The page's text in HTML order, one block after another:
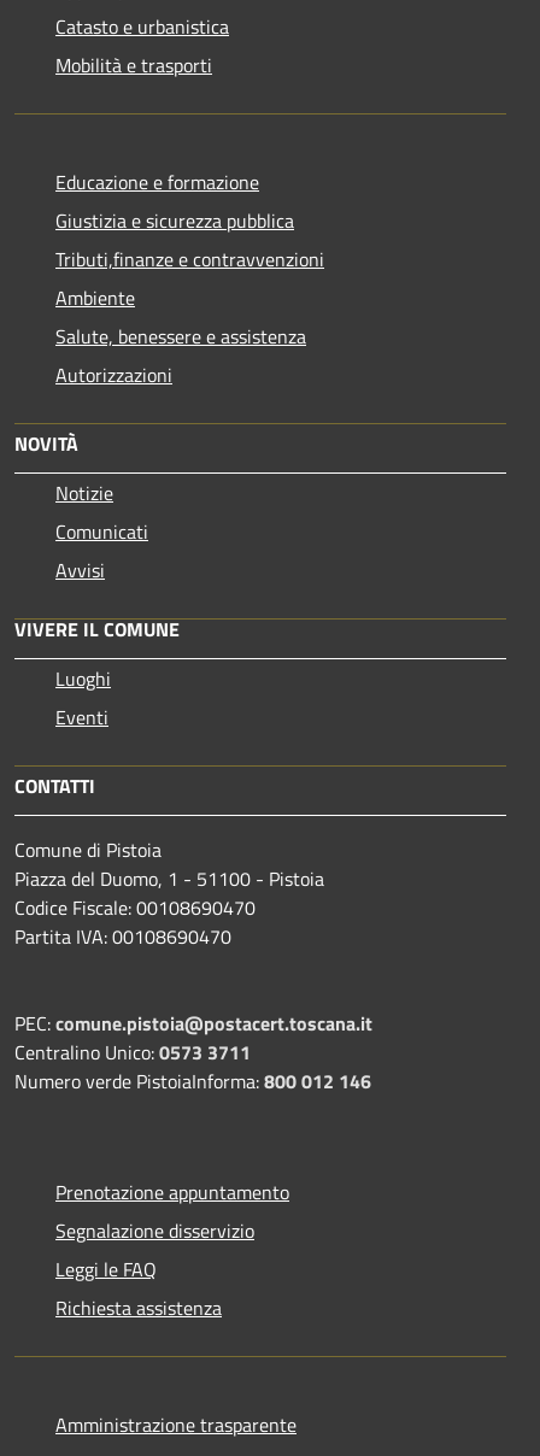
Catasto e urbanistica
Mobilità e trasporti
Educazione e formazione
Giustizia e sicurezza pubblica
Tributi,finanze e contravvenzioni
Ambiente
Salute, benessere e assistenza
Autorizzazioni
NOVITÀ
Notizie
Comunicati
Avvisi
VIVERE IL COMUNE
Luoghi
Eventi
CONTATTI
Comune di Pistoia
Piazza del Duomo, 1 - 51100 - Pistoia
Codice Fiscale: 00108690470
Partita IVA: 00108690470
PEC:comune.pistoia@postacert.toscana.it
Centralino Unico:0573 3711
Numero verde PistoiaInforma:800 012 146
Prenotazione appuntamento
Segnalazione disservizio
Leggi le FAQ
Richiesta assistenza
Amministrazione trasparente